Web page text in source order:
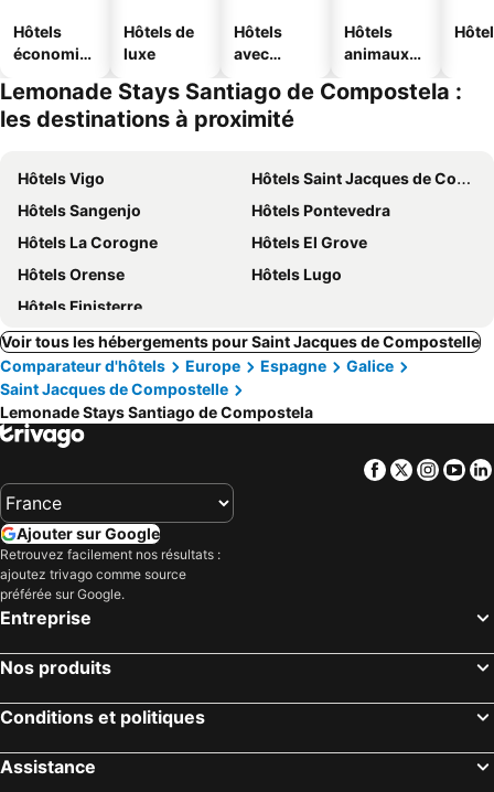
Hôtels
économiq
Hôtels de
luxe
Hôtels
avec
Hôtels
animaux
Lemonade Stays Santiago de Compostela :
les destinations à proximité
Hôtels Vigo
Hôtels Saint Jacques de Compostelle
Hôtels Sangenjo
Hôtels Pontevedra
Hôtels La Corogne
Hôtels El Grove
Hôtels Orense
Hôtels Lugo
Hôtels Finisterre
Voir tous les hébergements pour Saint Jacques de Compostelle
Comparateur d'hôtels
Europe Espagne
Galice
Saint Jacques de Compostelle
Lemonade Stays Santiago de Compostela
Facebook
Twitter
Ajouter sur Google
Retrouvez facilement nos résultats :
ajoutez trivago comme source
préférée sur Google.
Entreprise
Nos produits
Conditions et politiques
Assistance